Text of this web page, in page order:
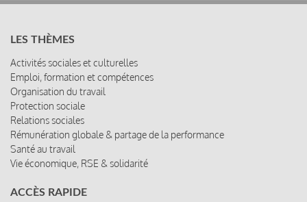
LES THÈMES
Activités sociales et culturelles
Emploi, formation et compétences
Organisation du travail
Protection sociale
Relations sociales
Rémunération globale & partage de la performance
Santé au travail
Vie économique, RSE & solidarité
ACCÈS RAPIDE